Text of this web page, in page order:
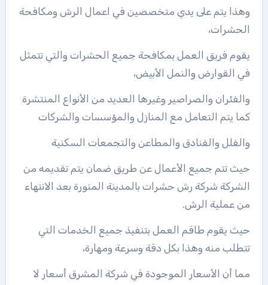
وهذا يتم على يدي متخصصين في اعمال الرش ومكافحة
الحشرات،
يقوم فريق العمل بمكافحة جميع الحشرات والتي تتمثل
في القوارض والنمل الأبيض،
والفئران والصراصير وغيرها العديد من الأنواع المنتشرة
كما يتم التعامل مع المنازل والمؤسسات والشركات
والفلل والفنادق والمطاعن والتجمعات السكنية
حيث تتم جميع الأعمال عن طريق ضمان يتم تقديمه من
الشركة شركة رش حشرات بالمدينة المنورة بعد الانتهاء
من عملية الرش.
حيث يقوم طاقم العمل بتنفيذ جميع الخدمات التي
تتطلب منه وهذا بكل دقة وسرعة ومهارة،
مما أن الأسعار الموجودة في شركة المشرق أسعار لا